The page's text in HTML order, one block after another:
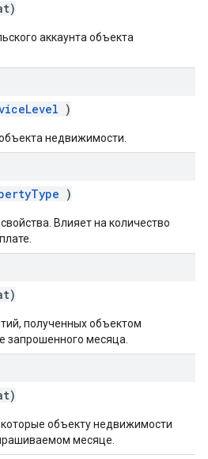
аккаунта объекта
)
недвижимости.
)
Влияет на количество
полученных объектом
запрошенного месяца.
объекту недвижимости
месяце.